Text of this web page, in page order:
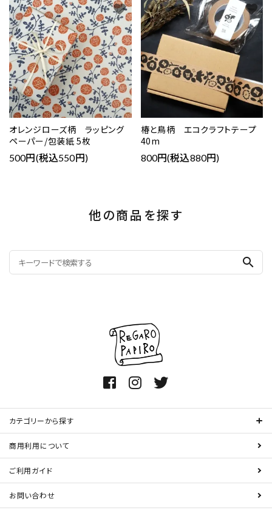
オレンジローズ柄 ラッピング
ペーパー/包装紙 5枚
500円(税込550円)
favorite
椿と鳥柄 エコクラフトテープ
40m
800円(税込880円)
favorite
他の商品を探す
search
カテゴリーから探す
商用利用について
ご利用ガイド
お問い合わせ